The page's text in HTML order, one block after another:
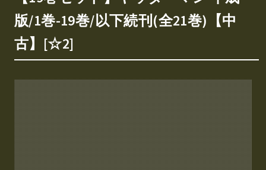
版/1巻-19巻/以下続刊(全21巻)【中
古】[☆2]